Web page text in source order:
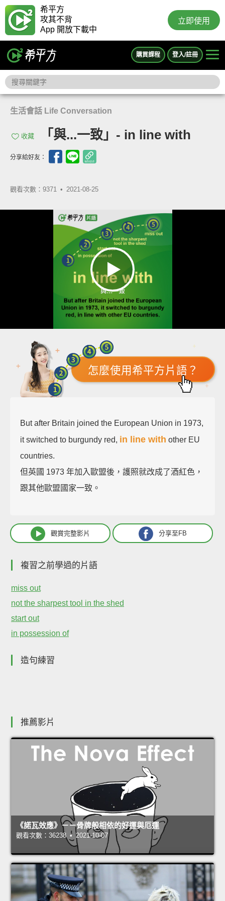
希平方
攻其不背
App 開放下載中
立即使用
購買課程 登入/註冊
生活會話 Life Conversation
收藏 「與...一致」- in line with
分享給好友：
觀看次數：9371 • 2021-08-25
怎麼使用希平方片語？
But after Britain joined the European Union in 1973,
it switched to burgundy red, in line with other EU
countries.
但英國 1973 年加入歐盟後，護照就改成了酒紅色，
跟其他歐盟國家一致。
觀賞完整影片 分享至FB
複習之前學過的片語
miss out
not the sharpest tool in the shed
start out
in possession of
造句練習
推薦影片
《諾瓦效應》－－骨牌般相依的好運與厄運
觀看次數：36238 • 2021-10-07